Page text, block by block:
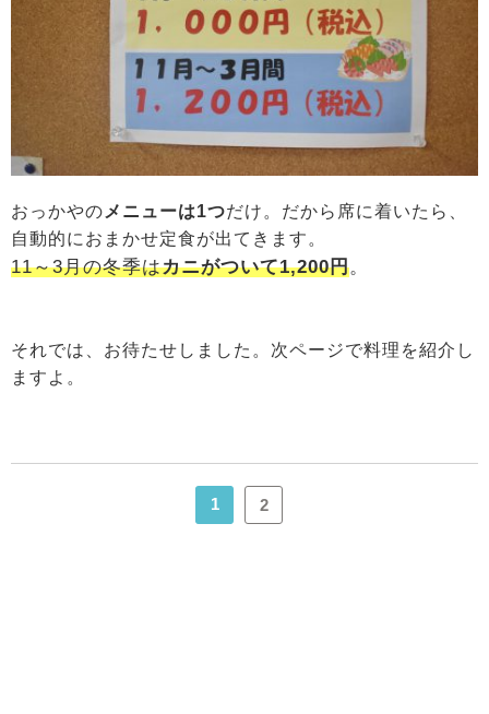
おっかやの メニューは1つだけ。だから席に着いたら、
自動的におまかせ定食が出てきます。
11～3月の冬季はカニがついて1,200円。
それでは、お待たせしました。次ページで料理を紹介し
ますよ。
1 2